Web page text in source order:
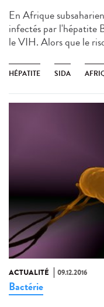
En Afrique
infectés par l'hépatite
le VIH. Alors que le
HÉPATITE SIDA
ACTUALITÉ 09.12.2016
Bactérie